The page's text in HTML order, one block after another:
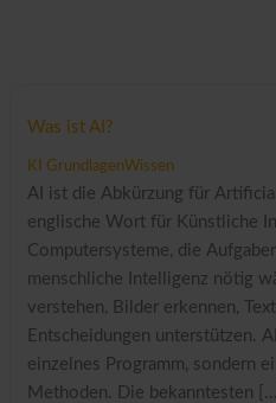
Was ist AI?
KI GrundlagenWissen
AI ist die Abkürzung für
englische Wort für Künstliche
Computersysteme, die
menschliche Intelligenz nötig
verstehen, Bilder erkennen,
Entscheidungen unterstützen.
einzelnes Programm, sondern
Methoden. Die bekanntesten […]